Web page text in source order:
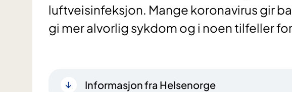
luftveisinfeksjon. Mange koronavirus gir
gi mer alvorlig sykdom og i noen tilfeller
Informasjon fra Helsenorge